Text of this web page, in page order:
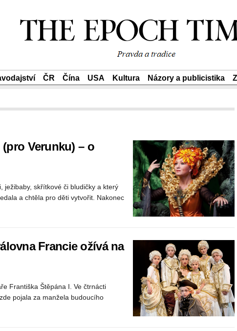
ČR Čína USA Kultura Názory a publicistika
Verunku) – o
ježibaby, skřítkové či bludičky a který
a chtěla pro děti vytvořit. Nakonec
Francie ožívá na
Františka Štěpána I. Ve čtrnácti
pojala za manžela budoucího